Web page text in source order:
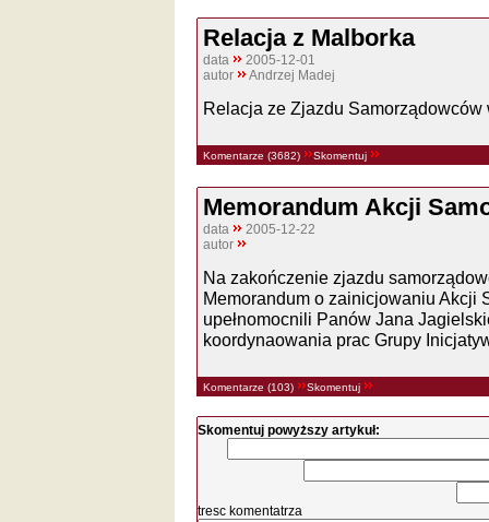
Relacja z Malborka
data
2005-12-01
autor
Andrzej Madej
Relacja ze Zjazdu Samorządowców
Komentarze (3682) Skomentuj
Memorandum Akcji
data
2005-12-22
autor
Na zakończenie zjazdu
Memorandum o zainicjowaniu Akcji
upełnomocnili Panów Jana
koordynaowania prac Grupy
Komentarze (103) Skomentuj
Skomentuj powyższy artykuł:
tresc komentatrza